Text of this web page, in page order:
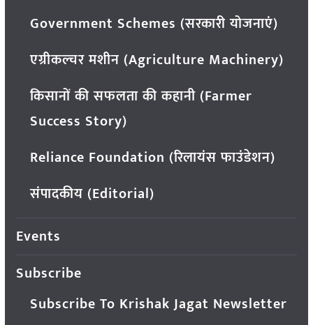
Government Schemes (सरकारी योजनाएं)
एग्रीकल्चर मशीन (Agriculture Machinery)
किसानों की सफलता की कहानी (Farmer
Success Story)
Reliance Foundation (रिलायंस फाउंडेशन)
संपादकीय (Editorial)
Events
Subscribe
Subscribe To Krishak Jagat Newsletter